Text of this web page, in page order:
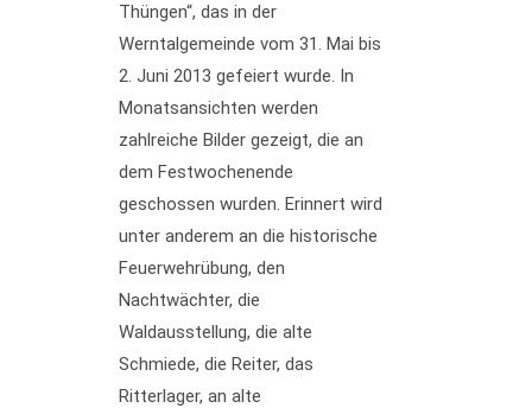
Thüngen“, das in der
Werntalgemeinde vom 31. Mai bis
2. Juni 2013 gefeiert wurde. In
Monatsansichten werden
zahlreiche Bilder gezeigt, die an
dem Festwochenende
geschossen wurden. Erinnert wird
unter anderem an die historische
Feuerwehrübung, den
Nachtwächter, die
Waldausstellung, die alte
Schmiede, die Reiter, das
Ritterlager, an alte